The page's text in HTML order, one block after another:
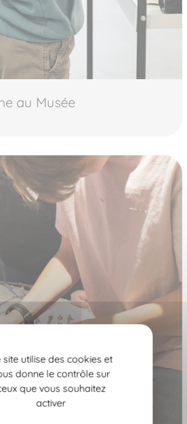
au Musée
site utilise des cookies et
donne le contrôle sur
que vous souhaitez
activer